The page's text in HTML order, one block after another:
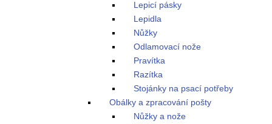
Lepicí pásky
Lepidla
Nůžky
Odlamovací nože
Pravítka
Razítka
Stojánky na psací potřeby
Obálky a zpracování pošty
Nůžky a nože